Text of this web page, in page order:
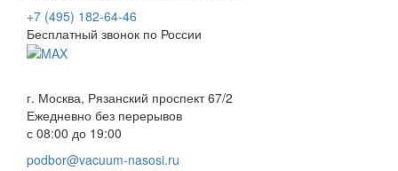
+7 (495) 182-64-46
Бесплатный звонок по России
г. Москва, Рязанский проспект 67/2
Ежедневно без перерывов
с 08:00 до 19:00
podbor@vacuum-nasosi.ru